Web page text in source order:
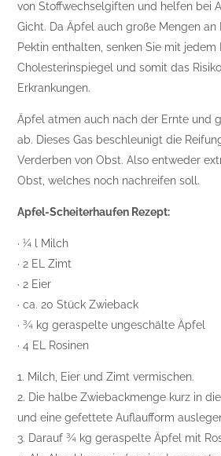
von Stoffwechselgiften und helfen bei
Gicht. Da Äpfel auch große Mengen an
Pektin enthalten, senken Sie mit jedem
Cholesterinspiegel und somit das
Erkrankungen.
Äpfel atmen auch nach der Ernte und
ab. Dieses Gas beschleunigt die
Verderben von Obst. Also entweder
Obst, welches noch nachreifen soll.
Apfel-Scheiterhaufen Rezept:
· ¼ l Milch
· 2 EL Zimt
· 2 Eier
· ca. 20 Stück Zwieback
· ¾ kg geraspelte ungeschälte Äpfel
· 4 EL Rosinen
1. Milch, Eier und Zimt vermischen.
2. Die halbe Zwiebackmenge kurz in
und eine gefettete Auflaufform
3. Darauf ¾ kg geraspelte Äpfel mit